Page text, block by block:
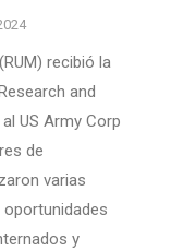
recibió la
and
US Army Corp
de
varias
y